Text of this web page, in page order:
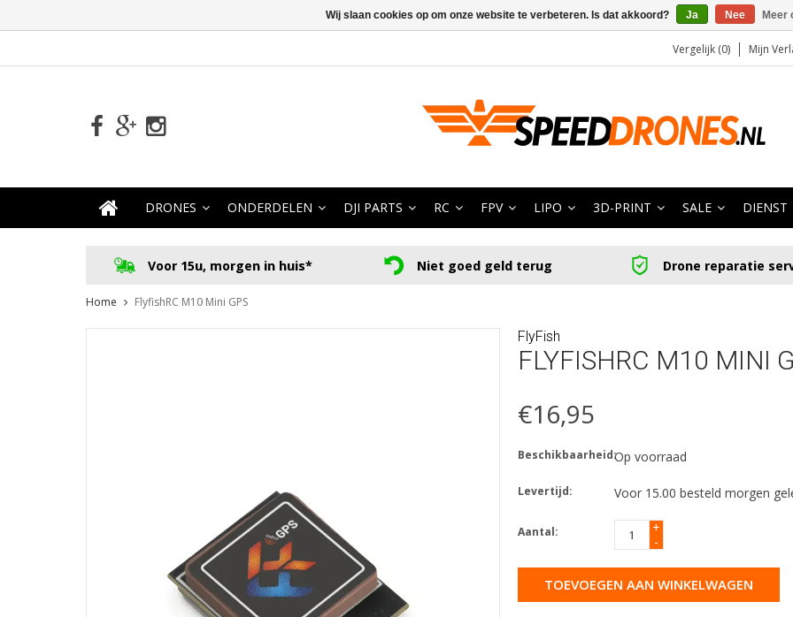
Vergelijk (0) Mijn
DRONES ONDERDELEN DJI PARTS RC FPV LIPO 3D-PRINT SALE DIENST
Voor 15u, morgen in huis* Niet goed geld terug Drone reparatie
Home FlyfishRC M10 Mini GPS
FlyFish
FLYFISHRC M10 MINI
€16,95
Beschikbaarheid:Op voorraad
Levertijd: Voor 15.00 besteld morgen
Aantal:
+
-
TOEVOEGEN AAN WINKELWAGEN
Wij slaan cookies op om onze website te verbeteren. Is dat akkoord? Ja Nee Meer